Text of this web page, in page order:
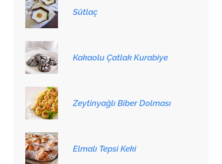
Sütlaç
Kakaolu Çatlak Kurabiye
Zeytinyağlı Biber Dolması
Elmalı Tepsi Keki